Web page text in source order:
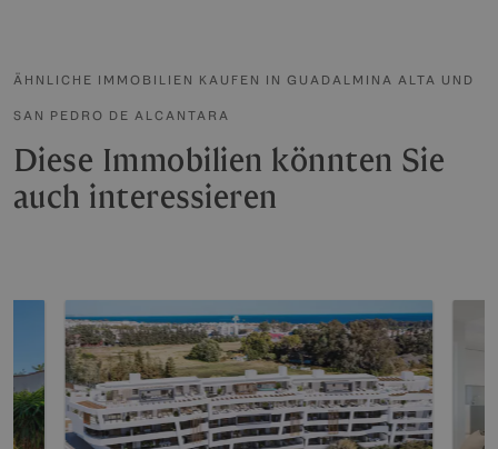
ÄHNLICHE IMMOBILIEN KAUFEN IN GUADALMINA ALTA UND
SAN PEDRO DE ALCANTARA
Diese Immobilien könnten Sie
auch interessieren